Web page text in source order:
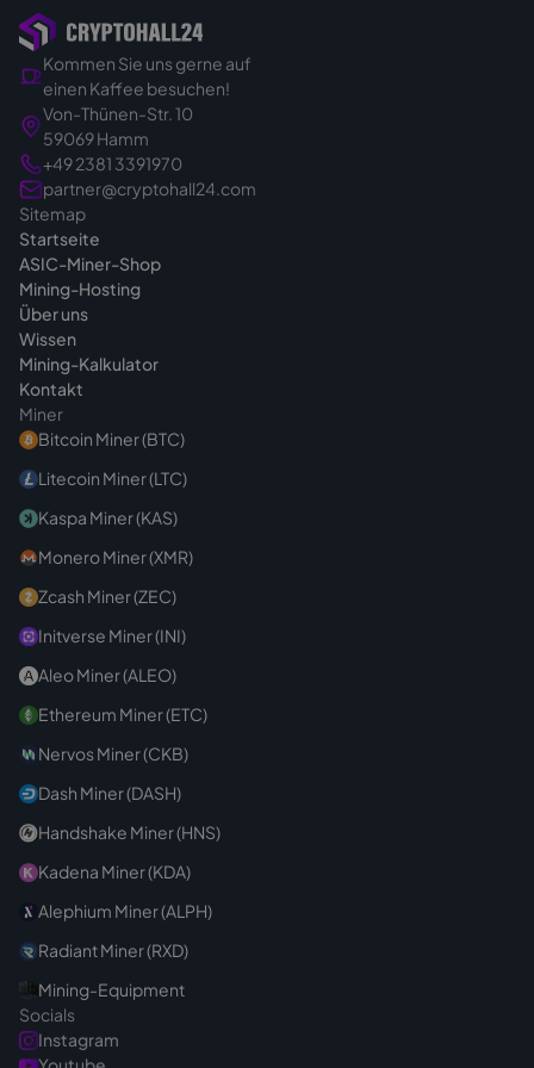
Bestellung.
Sie kaufen also gezielt und verbindlich.
Genau deshalb klären wir vor dem Angebot in
Ruhe das passende Gerät für Ihr Vorhaben -
damit Sie von Anfang an die richtige Wahl
treffen. Bei Fragen vor dem Kauf sind wir
Kommen Sie uns gerne auf
einen Kaffee besuchen!
Von-Thünen-Str. 10
59069 Hamm
+49 2381 3391970
partner@cryptohall24.com
Sitemap
Startseite
ASIC-Miner-Shop
Mining-Hosting
Über uns
Wissen
Mining-Kalkulator
Kontakt
Miner
Bitcoin Miner (BTC)
Litecoin Miner (LTC)
Kaspa Miner (KAS)
Monero Miner (XMR)
Zcash Miner (ZEC)
Initverse Miner (INI)
Aleo Miner (ALEO)
Ethereum Miner (ETC)
Nervos Miner (CKB)
Dash Miner (DASH)
Handshake Miner (HNS)
Kadena Miner (KDA)
Alephium Miner (ALPH)
Radiant Miner (RXD)
Mining-Equipment
Socials
Instagram